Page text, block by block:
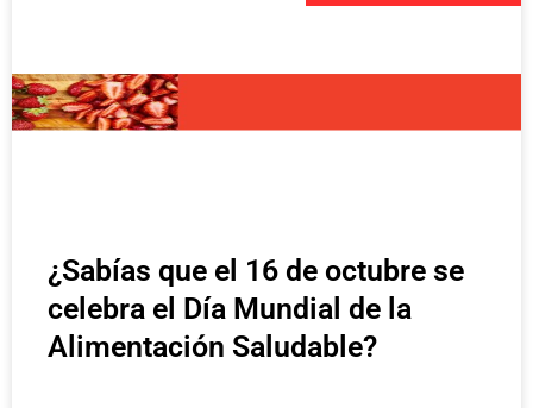
¿Sabías que el 16 de octubre se
celebra el Día Mundial de la
Alimentación Saludable?